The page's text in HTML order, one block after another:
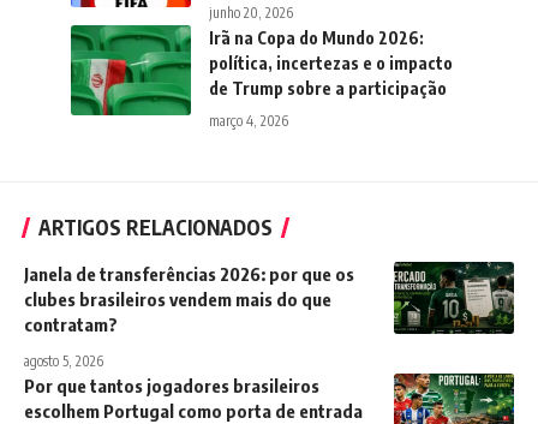
junho 20, 2026
Irã na Copa do Mundo 2026:
política, incertezas e o impacto
de Trump sobre a participação
março 4, 2026
ARTIGOS RELACIONADOS
Janela de transferências 2026: por que os
clubes brasileiros vendem mais do que
contratam?
agosto 5, 2026
Por que tantos jogadores brasileiros
escolhem Portugal como porta de entrada